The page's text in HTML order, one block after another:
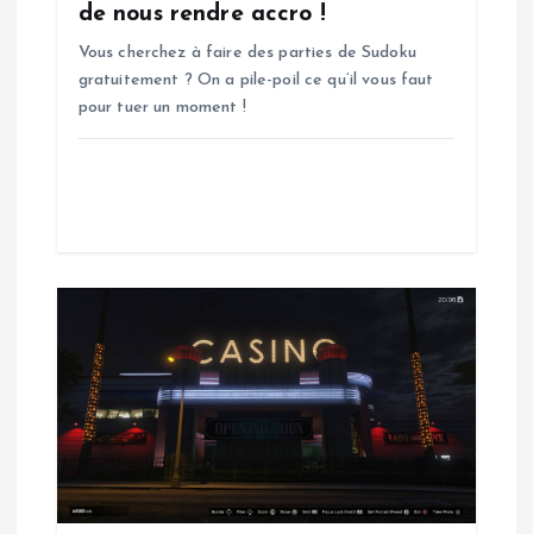
c
de nous rendre accro !
Vous cherchez à faire des parties de Sudoku
gratuitement ? On a pile-poil ce qu’il vous faut
pour tuer un moment !